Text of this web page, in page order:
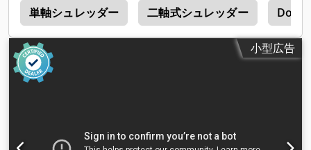
単軸シュレッダー 二軸式シュレッダー
小型広告